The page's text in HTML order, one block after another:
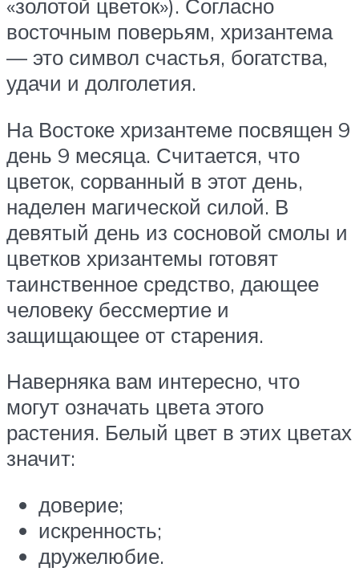
«золотой цветок»). Согласно
восточным поверьям, хризантема
— это символ счастья, богатства,
удачи и долголетия.
На Востоке хризантеме посвящен 9
день 9 месяца. Считается, что
цветок, сорванный в этот день,
наделен магической силой. В
девятый день из сосновой смолы и
цветков хризантемы готовят
таинственное средство, дающее
человеку бессмертие и
защищающее от старения.
Наверняка вам интересно, что
могут означать цвета этого
растения. Белый цвет в этих цветах
значит:
доверие;
искренность;
дружелюбие.